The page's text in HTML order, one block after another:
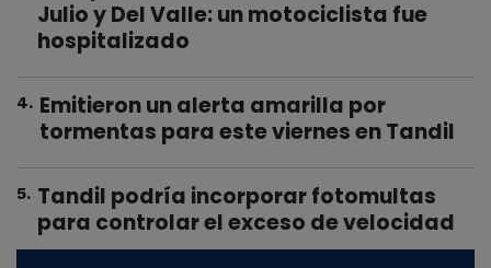
Julio y Del Valle: un motociclista fue
hospitalizado
4. Emitieron un alerta amarilla por
tormentas para este viernes en Tandil
5. Tandil podría incorporar fotomultas
para controlar el exceso de velocidad